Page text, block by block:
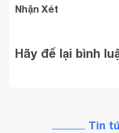
Nhận Xét
Hãy để lại bình
Tin